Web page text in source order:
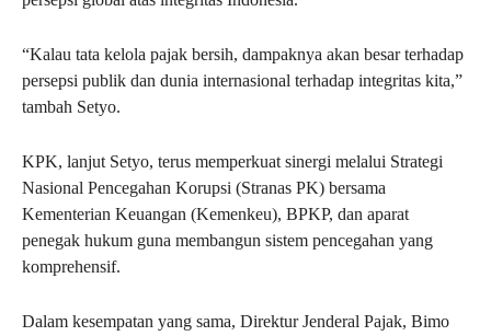
“Kalau tata kelola pajak bersih, dampaknya akan besar terhadap
persepsi publik dan dunia internasional terhadap integritas kita,”
tambah Setyo.
KPK, lanjut Setyo, terus memperkuat sinergi melalui Strategi
Nasional Pencegahan Korupsi (Stranas PK) bersama
Kementerian Keuangan (Kemenkeu), BPKP, dan aparat
penegak hukum guna membangun sistem pencegahan yang
komprehensif.
Dalam kesempatan yang sama, Direktur Jenderal Pajak, Bimo